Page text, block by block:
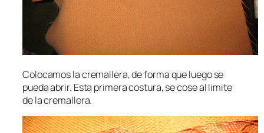
Colocamos la cremallera, de forma que luego se
pueda abrir. Esta primera costura, se cose al limite
de la cremallera.